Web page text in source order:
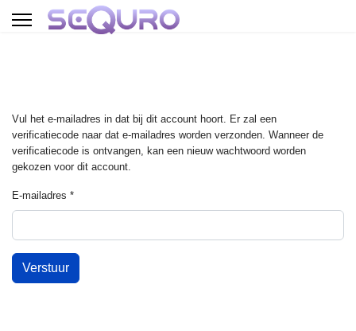
Vul het e-mailadres in dat bij dit account hoort. Er zal een
verificatiecode naar dat e-mailadres worden verzonden. Wanneer de
verificatiecode is ontvangen, kan een nieuw wachtwoord worden
gekozen voor dit account.
E-mailadres *
Verstuur